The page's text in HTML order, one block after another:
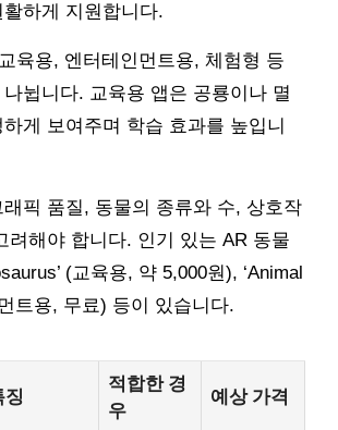
하게 지원합니다.
육용, 엔터테인먼트용, 체험형 등
뉩니다. 교육용 앱은 공룡이나 멸
게 보여주며 학습 효과를 높입니
픽 품질, 동물의 종류와 수, 상호작
려해야 합니다. 인기 있는 AR 동물
(교육용, 약 5,000원), ‘Animal
트용, 무료) 등이 있습니다.
징
적합한 경
우
예상 가격